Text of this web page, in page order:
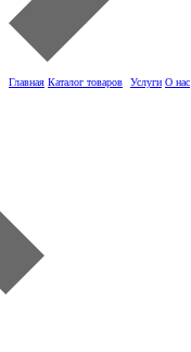
Главная Каталог товаров Услуги О нас